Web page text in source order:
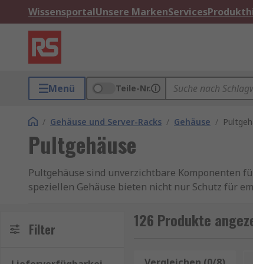
WissensportalUnsere MarkenServices
Menü Teile-Nr.
/ Gehäuse und Server-Racks / Gehäuse /
Pultgehäuse
Pultgehäuse sind unverzichtbare Komponenten
speziellen Gehäuse bieten nicht nur Schutz für
Unternehmen, die nach zuverlässigen
Filter 126 Produkte